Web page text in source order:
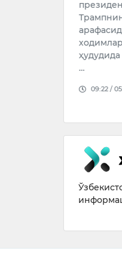
…
09:22 /